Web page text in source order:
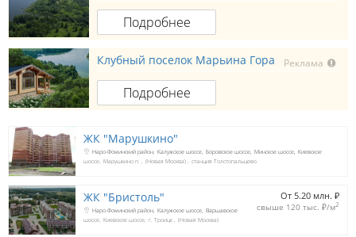
Подробнее
Реклама
Клубный поселок Марьина Гора
Подробнее
ЖК "Марушкино"
Наро-Фоминский район Калужское шоссе Боровское шоссе Минское шоссе Киевское
шоссе Марушкино п. (Новая Москва) станция Толстопальцево
ЖК "Бристоль" От 5.20 млн. ₽
свыше 120 тыс. ₽/м2
Наро-Фоминский район Калужское шоссе Варшавское
шоссе Киевское шоссе г. Троицк (Новая Москва)